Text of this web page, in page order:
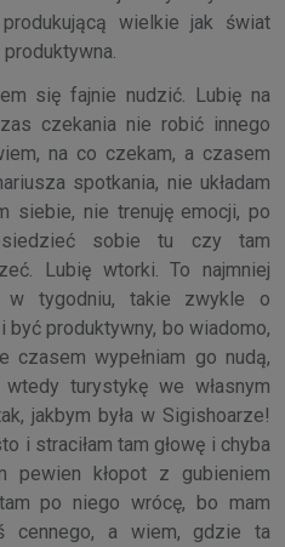
wielkie jak świat
się fajnie nudzić. Lubię na
czekania nie robić innego
na co czekam, a czasem
spotkania, nie układam
siebie, nie trenuję emocji, po
sobie tu czy tam
Lubię wtorki. To najmniej
w tygodniu, takie zwykle o
produktywny, bo wiadomo,
czasem wypełniam go nudą,
turystykę we własnym
jakbym była w Sigishoarze!
i straciłam tam głowę i chyba
pewien kłopot z gubieniem
po niego wrócę, bo mam
cennego, a wiem, gdzie ta